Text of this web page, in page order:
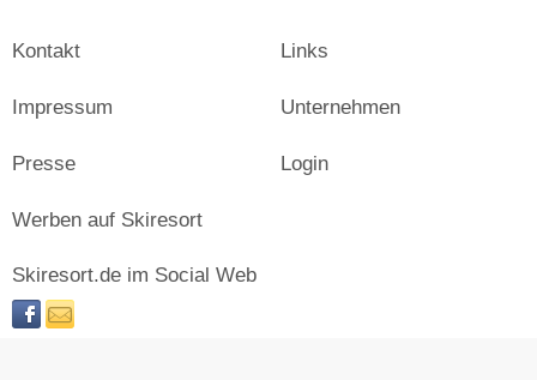
Kontakt
Impressum
Presse
Links
Unternehmen
Login
Werben auf Skiresort
Skiresort.de im Social Web
facebooknewsletter